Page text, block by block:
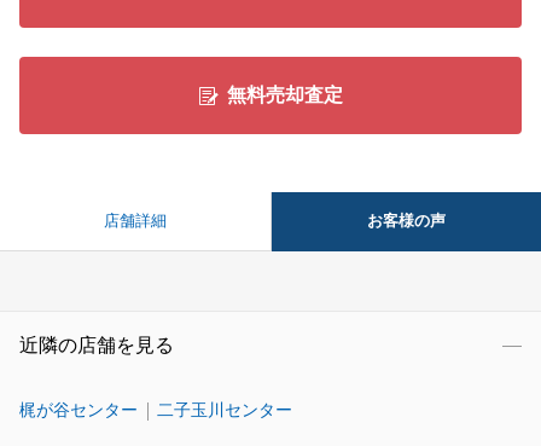
無料売却査定
店舗詳細 お客様の声
近隣の店舗を見る
梶が谷センター 二子玉川センター